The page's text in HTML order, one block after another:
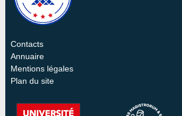
Contacts
Annuaire
Mentions légales
Plan du site